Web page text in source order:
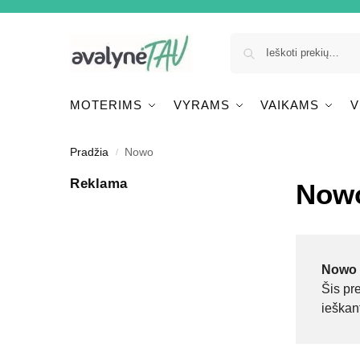
MOTERIMS VYRAMS VAIKAMS
Pradžia / Nowo
Nowo
Šis
Reklama